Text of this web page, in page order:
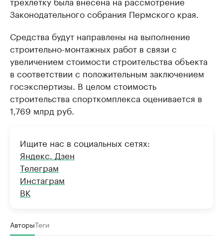
Законодательного собрания Пермского края.
Средства будут направлены на выполнение
строительно-монтажных работ в связи с
увеличением стоимости строительства объекта
в соответствии с положительным заключением
госэкспертизы. В целом стоимость
строительства спорткомплекса оценивается в
1,769 млрд руб.
Ищите нас в социальных сетях:
Яндекс. Дзен
Телеграм
Инстаграм
ВК
АвторыТеги